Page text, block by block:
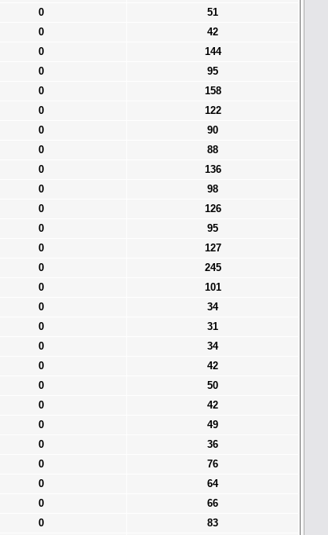
0
51
0
42
0
144
0
95
0
158
0
122
0
90
0
88
0
136
0
98
0
126
0
95
0
127
0
245
0
101
0
34
0
31
0
34
0
42
0
50
0
42
0
49
0
36
0
76
0
64
0
66
0
83